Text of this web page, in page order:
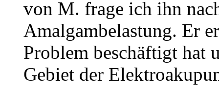
von M. frage ich ihn
Amalgambelastung. Er
Problem beschäftigt hat
Gebiet der